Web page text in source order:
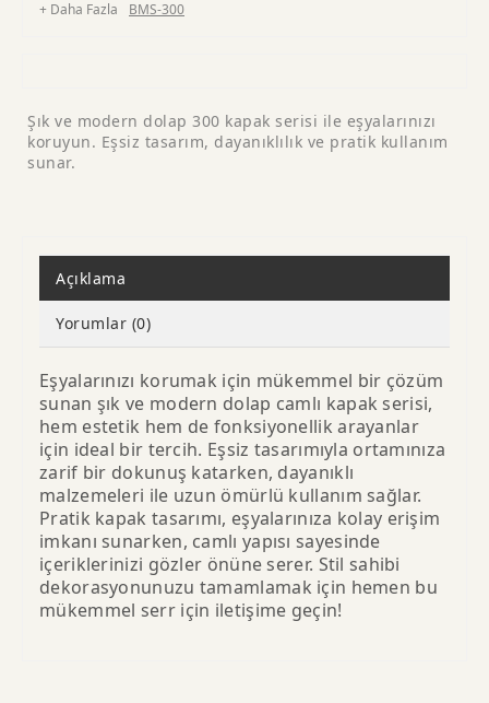
+ Daha Fazla BMS-300
Şık ve modern dolap 300 kapak serisi ile eşyalarınızı
koruyun. Eşsiz tasarım, dayanıklılık ve pratik kullanım
sunar.
Açıklama
Yorumlar (0)
Eşyalarınızı korumak için mükemmel bir çözüm
sunan şık ve modern dolap camlı kapak serisi,
hem estetik hem de fonksiyonellik arayanlar
için ideal bir tercih. Eşsiz tasarımıyla ortamınıza
zarif bir dokunuş katarken, dayanıklı
malzemeleri ile uzun ömürlü kullanım sağlar.
Pratik kapak tasarımı, eşyalarınıza kolay erişim
imkanı sunarken, camlı yapısı sayesinde
içeriklerinizi gözler önüne serer. Stil sahibi
dekorasyonunuzu tamamlamak için hemen bu
mükemmel serr için iletişime geçin!